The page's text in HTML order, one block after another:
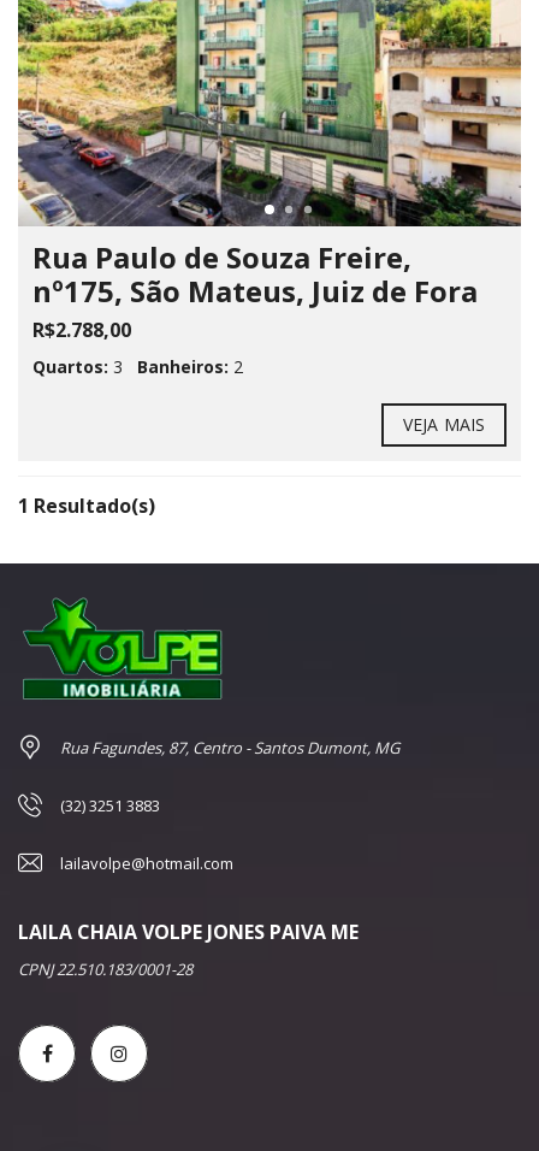
Rua Paulo de Souza Freire,
nº175, São Mateus, Juiz de Fora
R$2.788,00
Quartos: 3 Banheiros: 2
VEJA MAIS
1 Resultado(s)
Rua Fagundes, 87, Centro - Santos Dumont, MG
(32) 3251 3883
lailavolpe@hotmail.com
LAILA CHAIA VOLPE JONES PAIVA ME
CPNJ 22.510.183/0001-28